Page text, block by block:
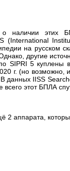
наличии этих
(International
на русском
другие
SIPRI 5 куплены
г. (но возможно,
данных IISS
всего этот БПЛА
2 аппарата,